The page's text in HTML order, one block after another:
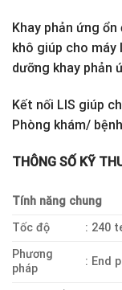
Khay phản ứng
khô giúp cho
dưỡng khay phản
Kết nối LIS giúp
Phòng khám/
THÔNG SỐ KỸ
Tính năng chung
Tốc độ
: 240
Phương
pháp
: End